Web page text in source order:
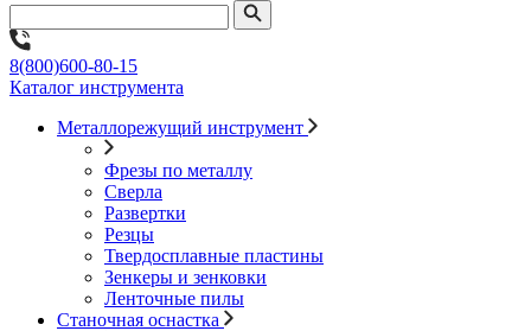
8(800)600-80-15
Каталог инструмента
Металлорежущий инструмент
Фрезы по металлу
Сверла
Развертки
Резцы
Твердосплавные пластины
Зенкеры и зенковки
Ленточные пилы
Станочная оснастка